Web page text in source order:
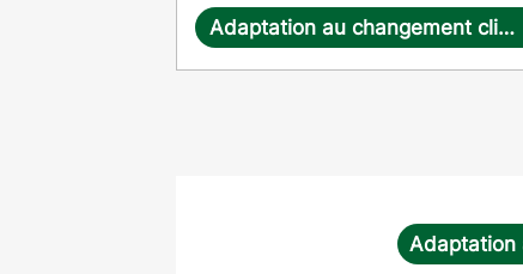
Requête Adaptation au changement climatique
Adaptation